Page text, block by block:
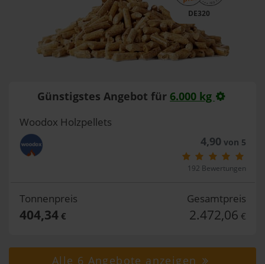
DE320
Günstigstes Angebot für 6.000 kg
Woodox Holzpellets
4,90 von 5
192 Bewertungen
Tonnenpreis
404,34€
Gesamtpreis
2.472,06 €
Alle 6 Angebote anzeigen